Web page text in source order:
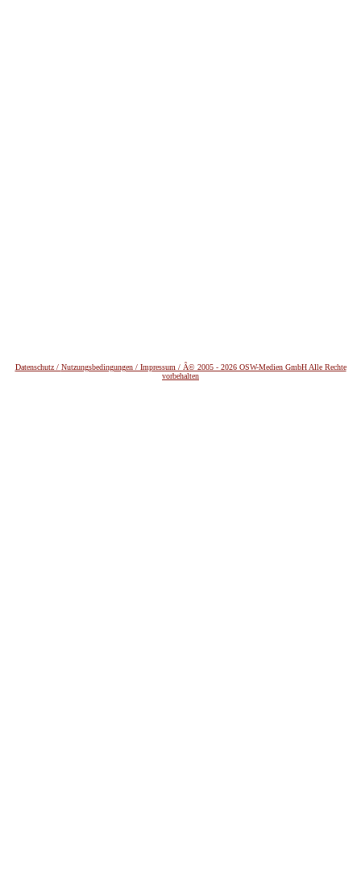
Datenschutz / Nutzungsbedingungen / Impressum / Â© 2005 - 2026 OSW-Medien GmbH Alle Rechte
vorbehalten